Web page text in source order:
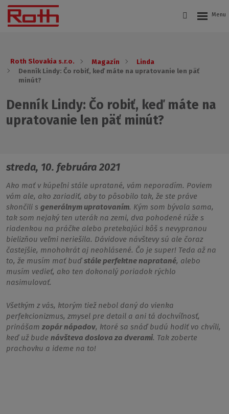
Roth Slovakia s.r.o. Magazín
Linda
Denník Lindy: Čo robiť, keď máte na upratovanie len päť
minút?
Denník Lindy: Čo robiť, keď máte na
upratovanie len päť minút?
streda, 10. februára 2021
Ako mať v kúpeľni stále upratané, vám neporadím. Poviem
vám ale, ako zariadiť, aby to pôsobilo tak, že ste práve
skončili s generálnym upratovaním. Kým som bývala sama,
tak som nejaký ten uterák na zemi, dva pohodené rúže s
riadenkou na práčke alebo pretekajúci kôš s nevypranou
bielizňou veľmi neriešila. Dávidove návštevy sú ale čoraz
častejšie, mnohokrát aj neohlásené. Čo je super! Teda až na
to, že musím mať buďstále perfektne napratané, alebo
musím vedieť, ako ten dokonalý poriadok rýchlo
nasimulovať.
Všetkým z vás, ktorým tiež nebol daný do vienka
perfekcionizmus, zmysel pre detail a ani tá dochvíľnosť,
prinášam zopár nápadov, ktoré sa snáď budú hodiť vo chvíli,
keď už bude návšteva doslova za dverami. Tak zoberte
prachovku a ideme na to!